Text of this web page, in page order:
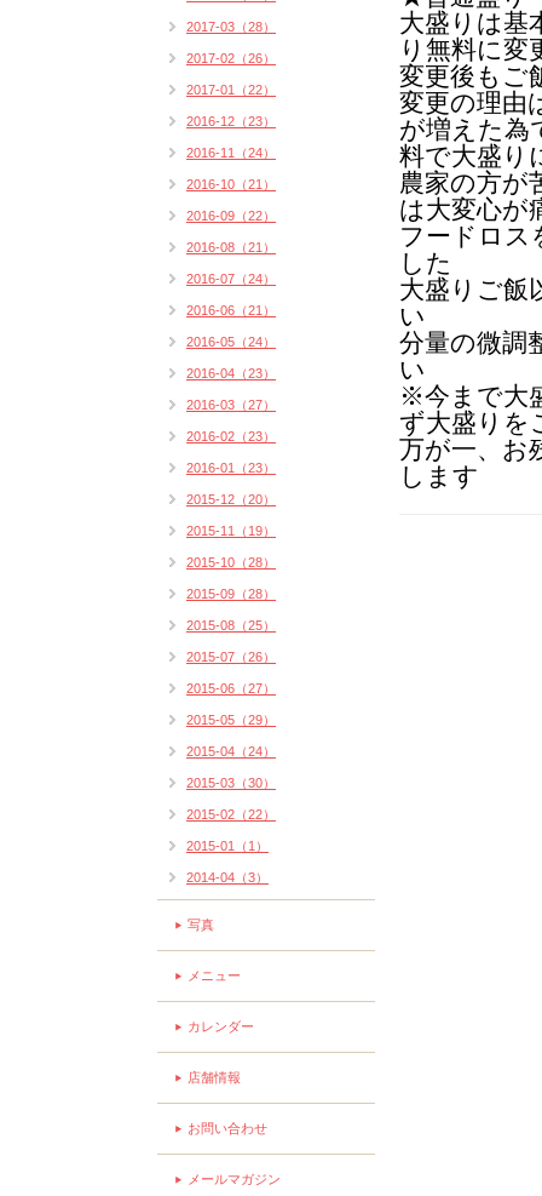
大盛りは基
り無料に変
変更後もご
変更の理由
が増えた為
料で大盛り
農家の方が
は大変心が
フードロス
した
大盛りご飯
い
分量の微調
い
※今まで大
ず大盛りを
万が一、お
します
2017-03（28）
2017-02（26）
2017-01（22）
2016-12（23）
2016-11（24）
2016-10（21）
2016-09（22）
2016-08（21）
2016-07（24）
2016-06（21）
2016-05（24）
2016-04（23）
2016-03（27）
2016-02（23）
2016-01（23）
2015-12（20）
2015-11（19）
2015-10（28）
2015-09（28）
2015-08（25）
2015-07（26）
2015-06（27）
2015-05（29）
2015-04（24）
2015-03（30）
2015-02（22）
2015-01（1）
2014-04（3）
写真
メニュー
カレンダー
店舗情報
お問い合わせ
メールマガジン